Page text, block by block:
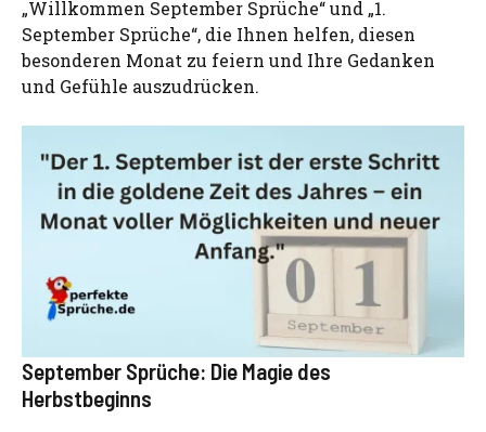
„Willkommen September Sprüche“ und „1.
September Sprüche“, die Ihnen helfen, diesen
besonderen Monat zu feiern und Ihre Gedanken
und Gefühle auszudrücken.
September Sprüche: Die Magie des
Herbstbeginns